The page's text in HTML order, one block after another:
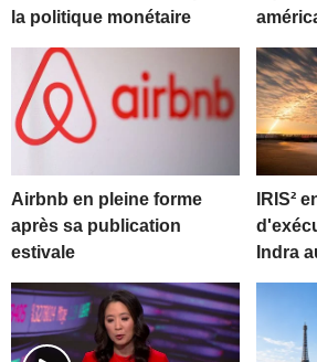
la politique monétaire
Airbnb en pleine forme
après sa publication
estivale
IRIS²
Indra